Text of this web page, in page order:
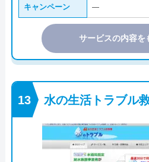
キャンペーン ―
サービスの内容を
水の生活トラブル